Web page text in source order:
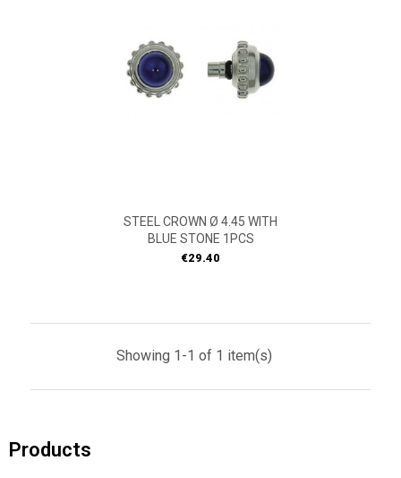
STEEL CROWN Ø 4.45 WITH
BLUE STONE 1PCS
Price
€29.40
Showing 1-1 of 1 item(s)
Products